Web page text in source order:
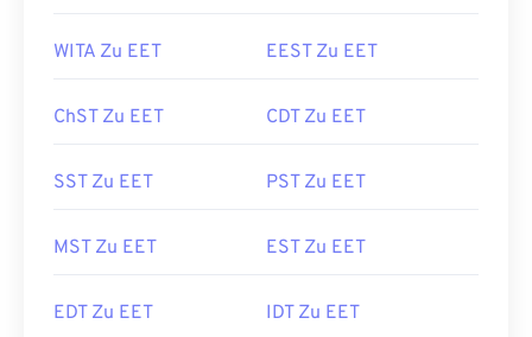
WITA Zu EET EEST Zu EET
ChST Zu EET CDT Zu EET
SST Zu EET PST Zu EET
MST Zu EET EST Zu EET
EDT Zu EET IDT Zu EET